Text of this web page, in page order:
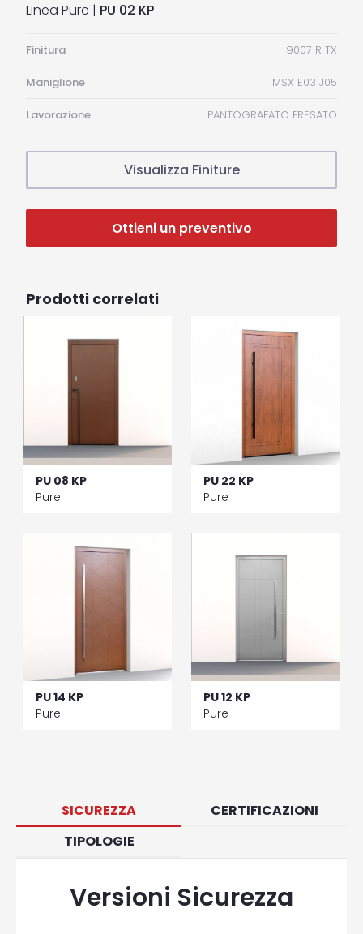
Linea Pure | PU 02 KP
Finitura 9007 R TX
Maniglione MSX E03 J05
Lavorazione PANTOGRAFATO FRESATO
Visualizza Finiture
Ottieni un preventivo
Prodotti correlati
PU 08 KP
Pure
PU 22 KP
Pure
PU 14 KP
Pure
PU 12 KP
Pure
SICUREZZA
CERTIFICAZIONI
TIPOLOGIE
Versioni Sicurezza